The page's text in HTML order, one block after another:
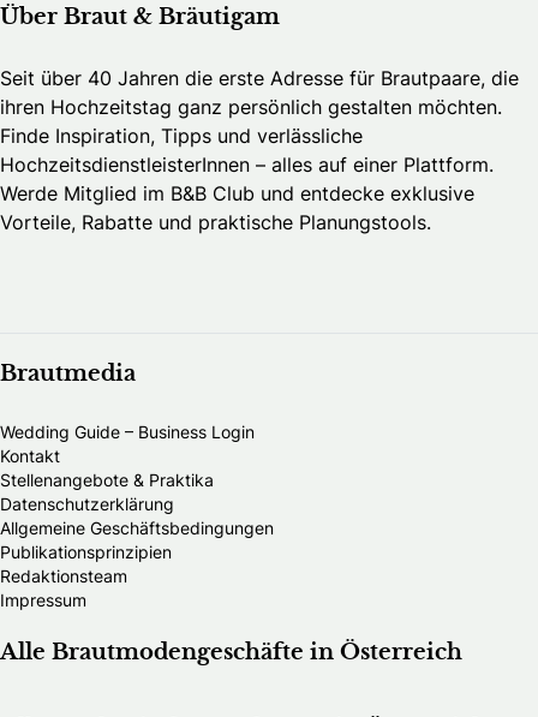
Über Braut & Bräutigam
Seit über 40 Jahren die erste Adresse für Brautpaare, die
ihren Hochzeitstag ganz persönlich gestalten möchten.
Finde Inspiration, Tipps und verlässliche
HochzeitsdienstleisterInnen – alles auf einer Plattform.
Werde Mitglied im B&B Club und entdecke exklusive
Vorteile, Rabatte und praktische Planungstools.
Brautmedia
Wedding Guide – Business Login
Kontakt
Stellenangebote & Praktika
Datenschutzerklärung
Allgemeine Geschäftsbedingungen
Publikationsprinzipien
Redaktionsteam
Impressum
Alle Brautmodengeschäfte in Österreich